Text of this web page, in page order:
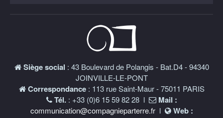
Siège social : 43 Boulevard de Polangis - Bat.D4 - 94340
JOINVILLE-LE-PONT
Correspondance: 113 rue Saint-Maur - 75011 PARIS
Tél.: +33 (0)6 15 59 82 28 l Mail :
communication@compagnieparterre.frl Web :